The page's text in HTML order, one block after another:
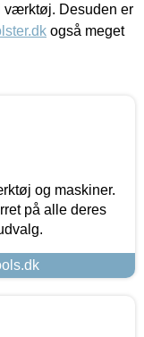
værktøj. Desuden er
også meget
og maskiner.
på alle deres